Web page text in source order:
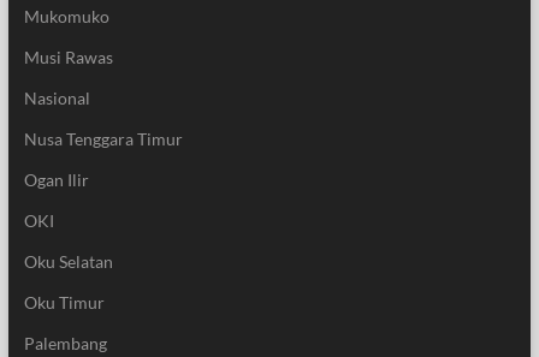
Mukomuko
Musi Rawas
Nasional
Nusa Tenggara Timur
Ogan Ilir
OKI
Oku Selatan
Oku Timur
Palembang